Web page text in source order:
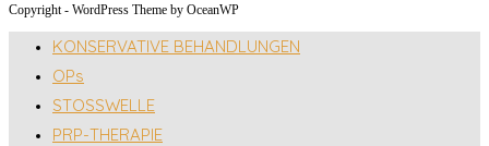
Copyright - WordPress Theme by OceanWP
KONSERVATIVE BEHANDLUNGEN
OPs
STOSSWELLE
PRP-THERAPIE